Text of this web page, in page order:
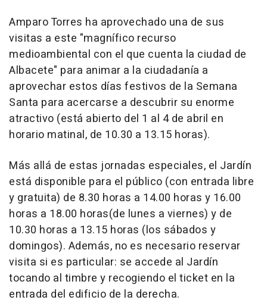
Amparo Torres ha aprovechado una de sus
visitas a este "magnífico recurso
medioambiental con el que cuenta la ciudad de
Albacete" para animar a la ciudadanía a
aprovechar estos días festivos de la Semana
Santa para acercarse a descubrir su enorme
atractivo (está abierto del 1 al 4 de abril en
horario matinal, de 10.30 a 13.15 horas).
Más allá de estas jornadas especiales, el Jardín
está disponible para el público (con entrada libre
y gratuita) de 8.30 horas a 14.00 horas y 16.00
horas a 18.00 horas(de lunes a viernes) y de
10.30 horas a 13.15 horas (los sábados y
domingos). Además, no es necesario reservar
visita si es particular: se accede al Jardín
tocando al timbre y recogiendo el ticket en la
entrada del edificio de la derecha.